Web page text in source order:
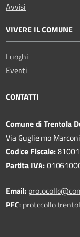
Avvisi
VIVERE IL COMUNE
Luoghi
Eventi
CONTATTI
Comune di Trentola
Via Guglielmo
Codice Fiscale:
Partita IVA:
Email:
PEC: